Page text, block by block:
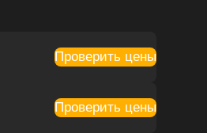
Проверить цены
Проверить цены